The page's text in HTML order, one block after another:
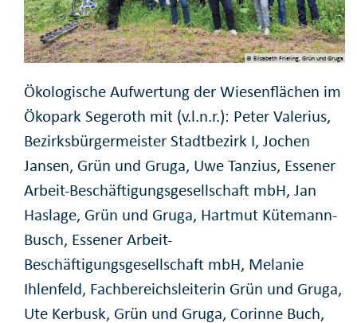
© Elisabeth Frieling, Grün und Gruga
Ökologische Aufwertung der Wiesenflächen im
Ökopark Segeroth mit (v.l.n.r.): Peter Valerius,
Bezirksbürgermeister Stadtbezirk I, Jochen
Jansen, Grün und Gruga, Uwe Tanzius, Essener
Arbeit-Beschäftigungsgesellschaft mbH, Jan
Haslage, Grün und Gruga, Hartmut Kütemann-
Busch, Essener Arbeit-
Beschäftigungsgesellschaft mbH, Melanie
Ihlenfeld, Fachbereichsleiterin Grün und Gruga,
Ute Kerbusk, Grün und Gruga, Corinne Buch,